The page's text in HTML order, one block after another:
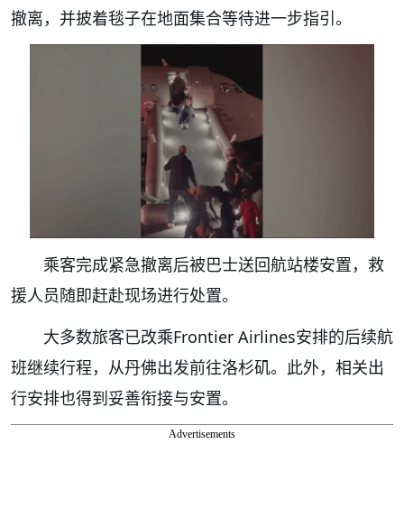
撤离，并披着毯子在地面集合等待进一步指引。
乘客完成紧急撤离后被巴士送回航站楼安置，救
援人员随即赶赴现场进行处置。
大多数旅客已改乘Frontier Airlines安排的后续航
班继续行程，从丹佛出发前往洛杉矶。此外，相关出
行安排也得到妥善衔接与安置。
Advertisements